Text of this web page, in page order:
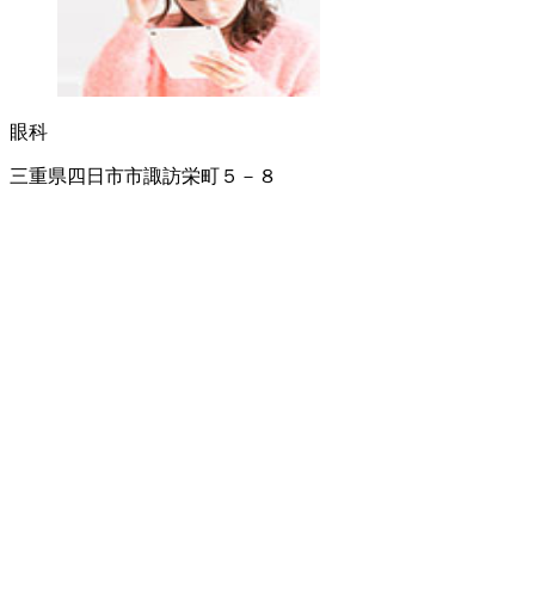
眼科
三重県四日市市諏訪栄町５－８